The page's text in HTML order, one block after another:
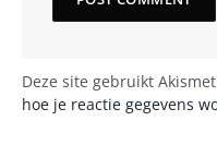
Deze site gebruikt
hoe je reactie gegevens